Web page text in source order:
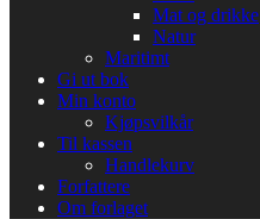
Mat og drikke
Natur
Maritimt
Gi ut bok
Min konto
Kjøpsvilkår
Til kassen
Handlekurv
Forfattere
Om forlaget